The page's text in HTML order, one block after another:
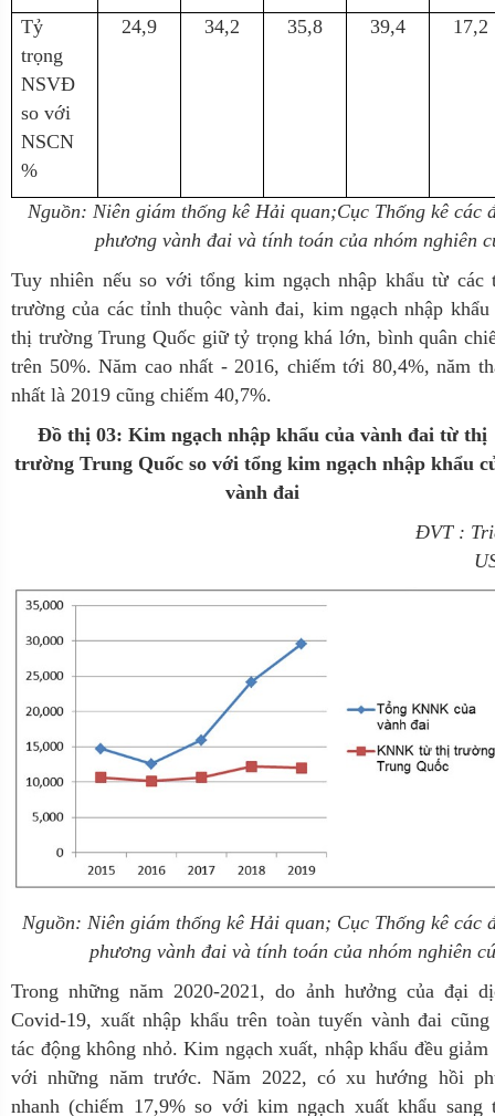
Tỷ
trọng
NSVĐ
so với
NSCN
%
24,9 34,2 35,8 39,4 17,2
Nguồn: Niên giám thống kê Hải quan;Cục Thống kê các
phương vành đai và tính toán của nhóm nghiên
Tuy nhiên nếu so với tổng kim ngạch nhập khẩu từ các
trường của các tỉnh thuộc vành đai, kim ngạch nhập
thị trường Trung Quốc giữ tỷ trọng khá lớn, bình quân
trên 50%. Năm cao nhất - 2016, chiếm tới 80,4%, năm
nhất là 2019 cũng chiếm 40,7%.
Đồ thị 03: Kim ngạch nhập khẩu của vành đai từ thị
trường Trung Quốc so với tổng kim ngạch nhập khẩu
vành đai
ĐVT :
Nguồn: Niên giám thống kê Hải quan; Cục Thống kê các
phương vành đai và tính toán của nhóm nghiên
Trong những năm 2020-2021, do ảnh hưởng của đại
Covid-19, xuất nhập khẩu trên toàn tuyến vành đai
tác động không nhỏ. Kim ngạch xuất, nhập khẩu đều giảm
với những năm trước. Năm 2022, có xu hướng hồi
nhanh (chiếm 17,9% so với kim ngạch xuất khẩu sang